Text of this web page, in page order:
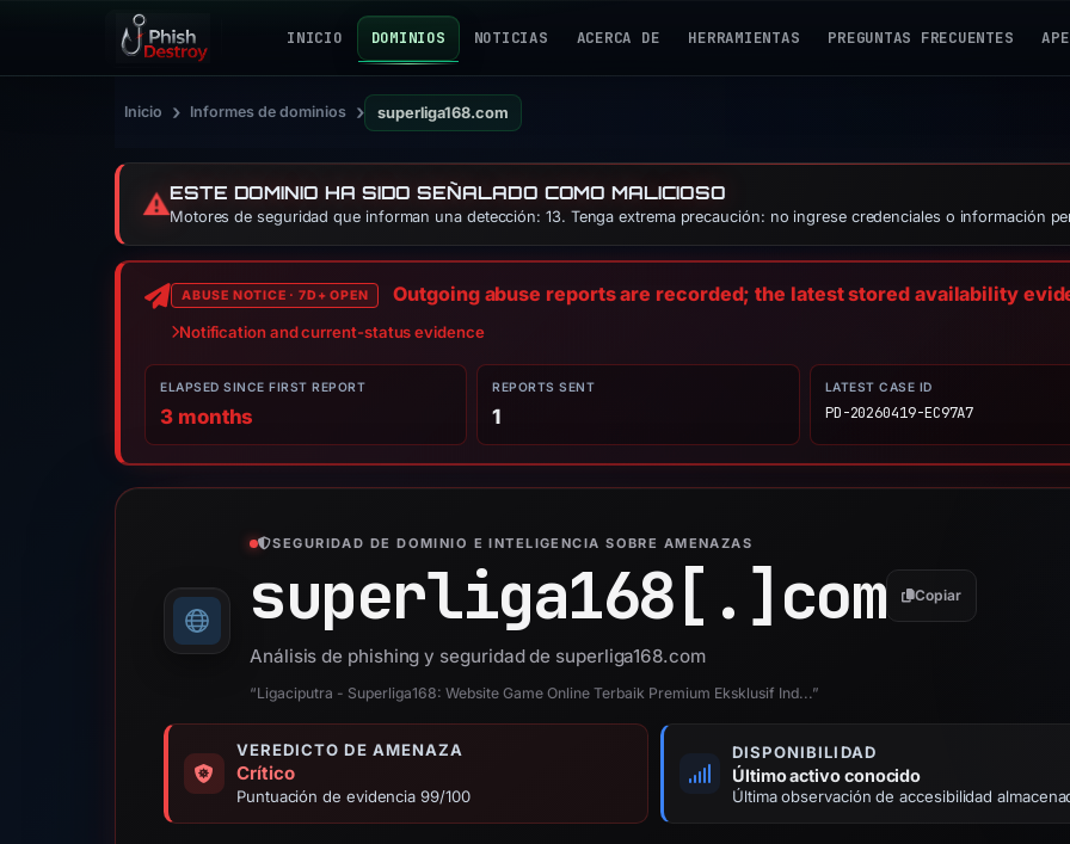
INICIO DOMINIOS NOTICIAS ACERCA DE HERRAMIENTAS PREGUNTAS FRECUENTES
Inicio › Informes de dominios › superliga168.com
⚠️ESTE DOMINIO HA SIDO SEÑALADO COMO MALICIOSO
Motores de seguridad que informan una detección: 13. Tenga extrema precaución: no ingrese credenciales o información
ABUSE NOTICE · 7D+ OPEN Outgoing abuse reports are recorded; the latest stored availability
Notification and current-status evidence
ELAPSED SINCE FIRST REPORT
3 months
REPORTS SENT
1
LATEST CASE ID
PD-20260419-EC97A7
SEGURIDAD DE DOMINIO E INTELIGENCIA SOBRE AMENAZAS
superliga168[.]com Copiar
Análisis de phishing y seguridad de superliga168.com
“Ligaciputra - Superliga168: Website Game Online Terbaik Premium Eksklusif Ind...”
VEREDICTO DE AMENAZA
Crítico
Puntuación de evidencia 99/100
DISPONIBILIDAD
Último activo conocido
Última observación de accesibilidad